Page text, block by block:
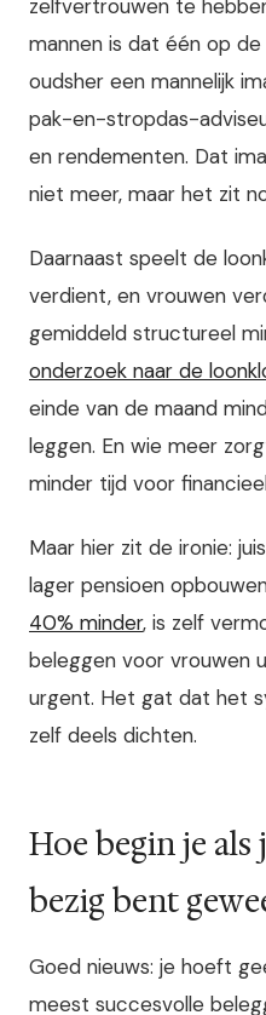
zelfvertrouwen te
mannen is dat één op
oudsher een mannelijk
pak-en-stropdas-
en rendementen. Dat
niet meer, maar het zit
Daarnaast speelt de
verdient, en vrouwen
gemiddeld structureel
onderzoek naar de
einde van de maand
leggen. En wie meer
minder tijd voor
Maar hier zit de ironie:
lager pensioen
40% minder, is zelf
beleggen voor vrouwen
urgent. Het gat dat het
zelf deels dichten.
Hoe begin je
bezig bent
Goed nieuws: je hoeft
meest succesvolle